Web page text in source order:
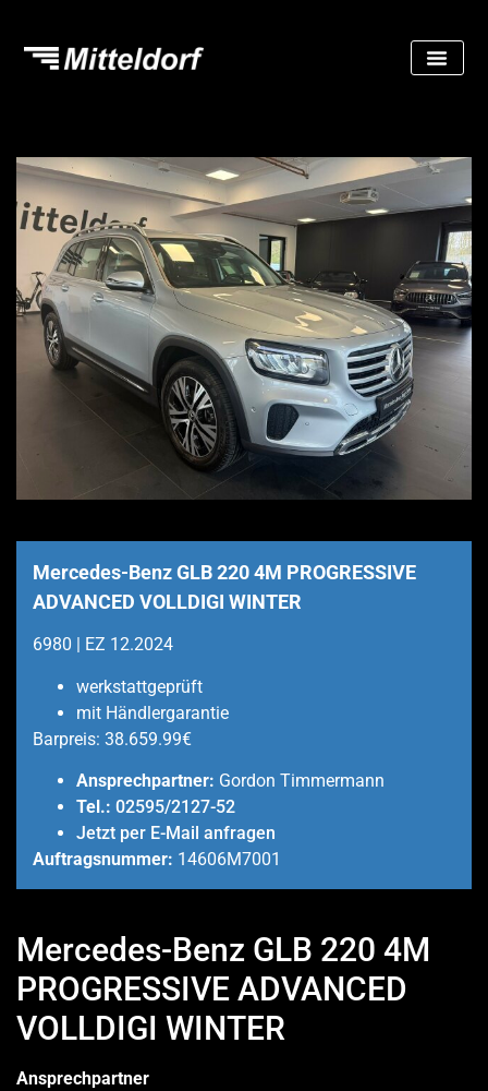
Mercedes-Benz GLB 220 4M PROGRESSIVE
ADVANCED VOLLDIGI WINTER
6980 | EZ 12.2024
werkstattgeprüft
mit Händlergarantie
Barpreis: 38.659.99€
Ansprechpartner: Gordon Timmermann
Tel.: 02595/2127-52
Jetzt per E-Mail anfragen
Auftragsnummer: 14606M7001
Mercedes-Benz GLB 220 4M
PROGRESSIVE ADVANCED
VOLLDIGI WINTER
Ansprechpartner